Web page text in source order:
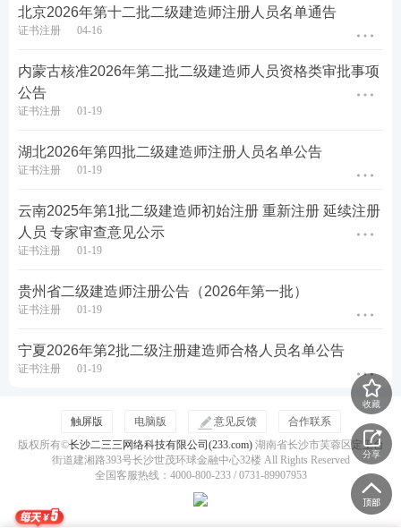
北京2026年第十二批二级建造师注册人员名单通告
证书注册 04-16
内蒙古核准2026年第二批二级建造师人员资格类审批事项
公告
证书注册 01-19
湖北2026年第四批二级建造师注册人员名单公告
证书注册 01-19
云南2025年第1批二级建造师初始注册 重新注册 延续注册
人员 专家审查意见公示
证书注册 01-19
贵州省二级建造师注册公告（2026年第一批）
证书注册 01-19
宁夏2026年第2批二级注册建造师合格人员名单公告
证书注册 01-19
收藏
分享
触屏版 电脑版 意见反馈
合作联系
版权所有©长沙二三三网络科技有限公司(233.com)湖南省长沙市芙蓉区定王台
街道建湘路393号长沙世茂环球金融中心32楼 All Rights Reserved
全国客服热线：4000-800-233 / 0731-89907953